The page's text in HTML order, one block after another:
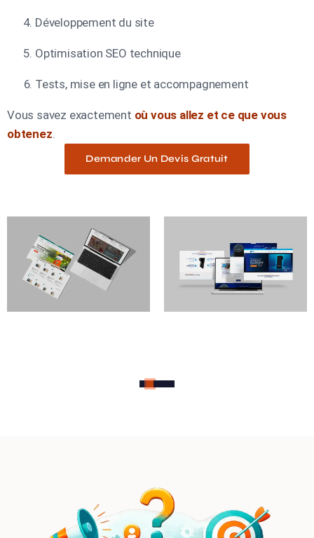
Développement du site
Optimisation SEO technique
Tests, mise en ligne et accompagnement
Vous savez exactement où vous allez et ce que vous
obtenez.
Demander Un Devis Gratuit